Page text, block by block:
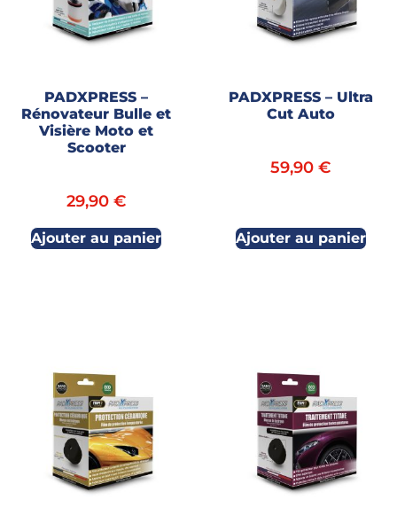
PADXPRESS –
Rénovateur Bulle et
Visière Moto et
Scooter
29,90€
Ajouter au panier
PADXPRESS – Ultra
Cut Auto
59,90€
Ajouter au panier